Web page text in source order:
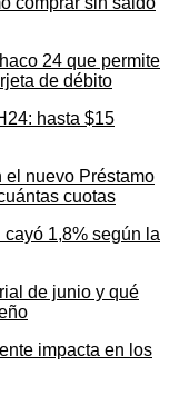
24 que permite
de débito
el nuevo Préstamo
cuotas
de junio y qué